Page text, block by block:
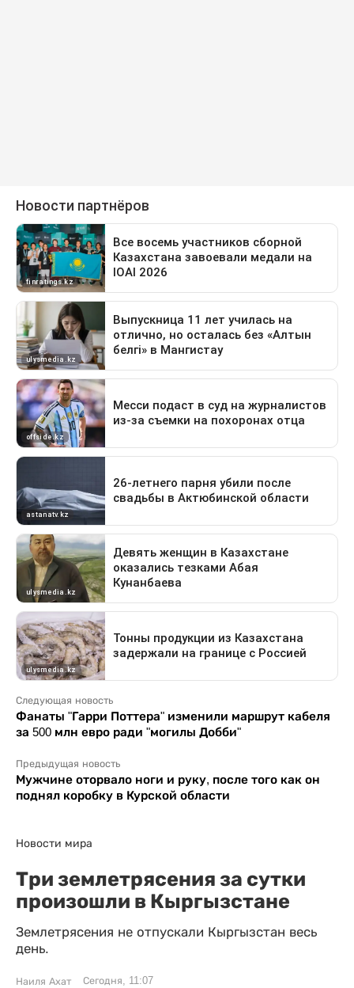
Следующая новость
Фанаты "Гарри Поттера" изменили маршрут кабеля
за 500 млн евро ради "могилы Добби"
Предыдущая новость
Мужчине оторвало ноги и руку, после того как он
поднял коробку в Курской области
Новости мира
Три землетрясения за сутки
произошли в Кыргызстане
Землетрясения не отпускали Кыргызстан весь
день.
Наиля Ахат Сегодня, 11:07